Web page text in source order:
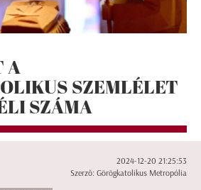
A
SZEMLÉLET
SZÁMA
2024-12-20 21:25:53
Szerző: Görögkatolikus Metropólia